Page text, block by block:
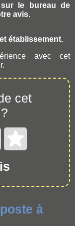
le bureau de
avis.
établissement.
avec cet
cet
à